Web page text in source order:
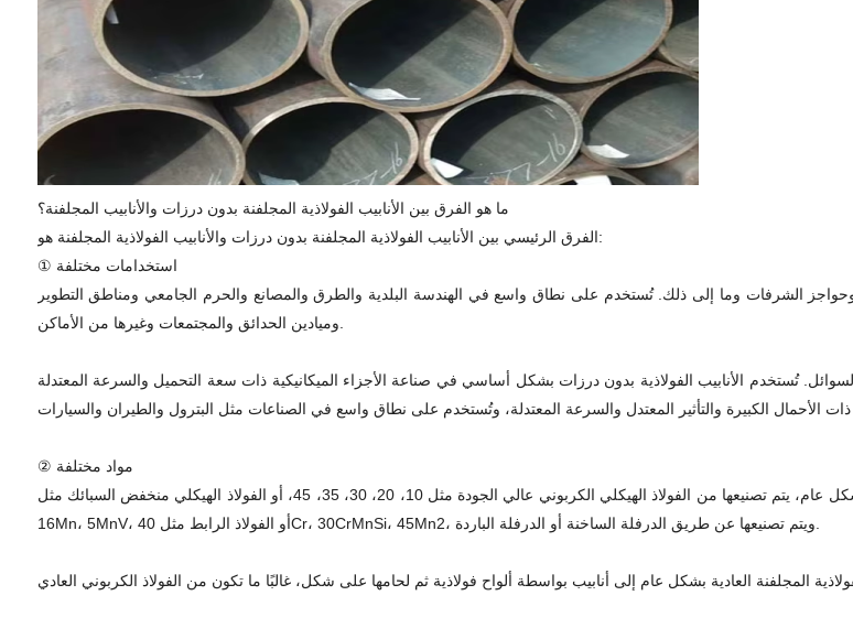
ما هو الفرق بين الأنابيب الفولاذية المجلفنة بدون درزات والأنابيب المجلفنة؟
الفرق الرئيسي بين الأنابيب الفولاذية المجلفنة بدون درزات والأنابيب الفولاذية المجلفنة هو:
① استخدامات مختلفة
وحواجز الشرفات وما إلى ذلك. تُستخدم على نطاق واسع في الهندسة البلدية والطرق والمصانع والحرم الجامعي ومناطق التطوير
تُستخدم الأنابيب الفولاذية بدون درزات بشكل أساسي في صناعة الأجزاء الميكانيكية ذات سعة التحميل والسرعة المعتدلة
② مواد مختلفة
تُصنع الأنابيب الفولاذية بدون درزات المجلفنة من الأنابيب الفولاذية بدون درزات بعد الجلفنة. بشكل عام، يتم تصنيعها من الفولاذ الهيكلي الكربوني عالي الجودة مثل 10، 20، 30، 35، 45، أو الفولاذ الهيكلي منخفض السبائك مثل